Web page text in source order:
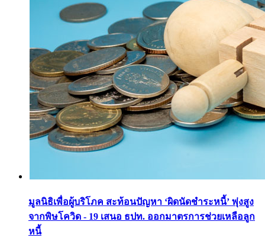
มูลนิธิเพื่อผู้บริโภค สะท้อนปัญหา ‘ผิดนัดชำระหนี้’ พุ่งสูง
จากพิษโควิด - 19 เสนอ ธปท. ออกมาตรการช่วยเหลือลูก
หนี้